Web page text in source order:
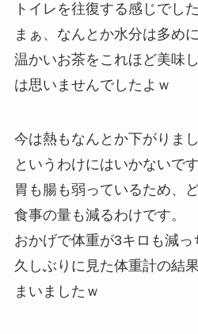
トイレを往復する感じでした
まぁ、なんとか水分は多め
温かいお茶をこれほど美味
は思いませんでしたよｗ
今は熱もなんとか下がりま
というわけにはいかないです
胃も腸も弱っているため、
食事の量も減るわけです。
おかげで体重が3キロも減っ
久しぶりに見た体重計の結
まいましたｗ